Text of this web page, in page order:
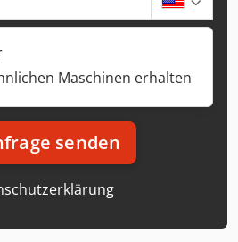
Maschinen erhalten
senden